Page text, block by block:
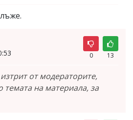
0 13
от модераторите,
на материала, за